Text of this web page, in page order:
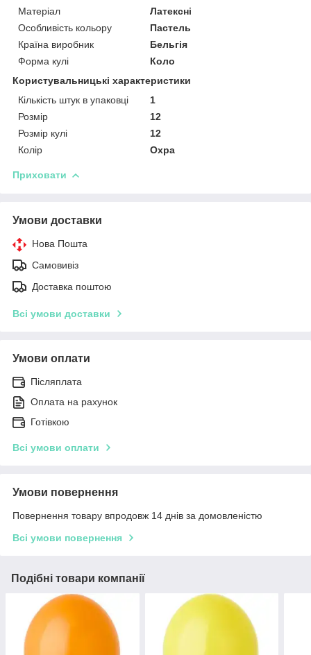
Матеріал
Латексні
Особливість кольору
Пастель
Країна виробник
Бельгія
Форма кулі
Коло
Користувальницькі характеристики
Кількість штук в упаковці
1
Розмір
12
Розмір кулі
12
Колір
Охра
Приховати
Умови доставки
Нова Пошта
Самовивіз
Доставка поштою
Всі умови доставки
Умови оплати
Післяплата
Оплата на рахунок
Готівкою
Всі умови оплати
Умови повернення
Повернення товару впродовж 14 днів за домовленістю
Всі умови повернення
Подібні товари компанії